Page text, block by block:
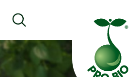
Prohledat PRO-BIO